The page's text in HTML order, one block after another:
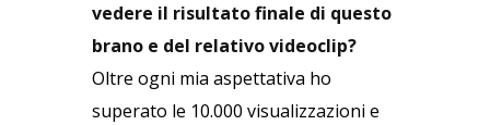
vedere il risultato finale di questo
brano e del relativo videoclip?
Oltre ogni mia aspettativa ho
superato le 10.000 visualizzazioni e